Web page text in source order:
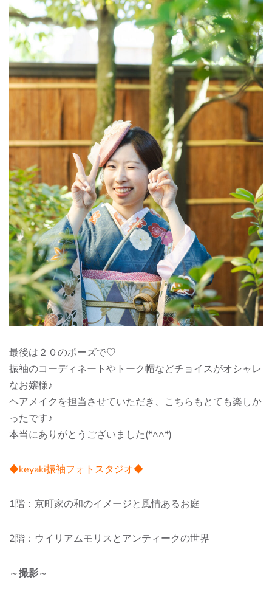
最後は２０のポーズで♡
振袖のコーディネートやトーク帽などチョイスがオシャレ
なお嬢様♪
ヘアメイクを担当させていただき、こちらもとても楽しか
ったです♪
本当にありがとうございました(*^^*)
◆keyaki振袖フォトスタジオ◆
1階：京町家の和のイメージと風情あるお庭
2階：ウイリアムモリスとアンティークの世界
～撮影～